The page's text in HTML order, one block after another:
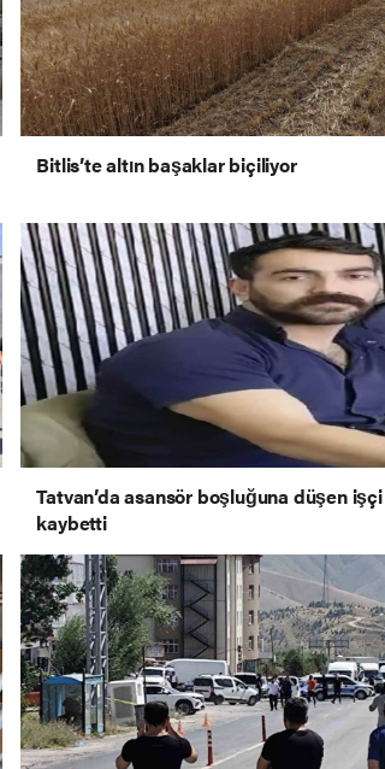
Bitlis’te altın başaklar biçiliyor
Tatvan’da asansör boşluğuna düşen işçi
kaybetti